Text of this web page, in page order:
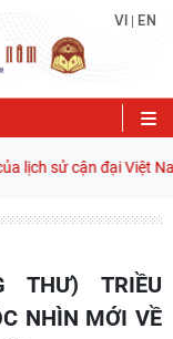
VI EN
sử cận đại Việt
NHÌN MỚI VỀ